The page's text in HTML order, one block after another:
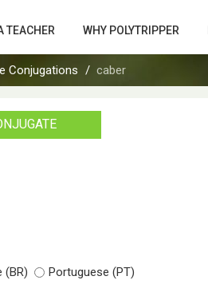
TEACHER WHY POLYTRIPPER
Conjugations caber
(BR) Portuguese (PT)